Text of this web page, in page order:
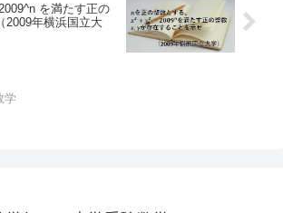
を満たす正の
2009年横浜国立大
学